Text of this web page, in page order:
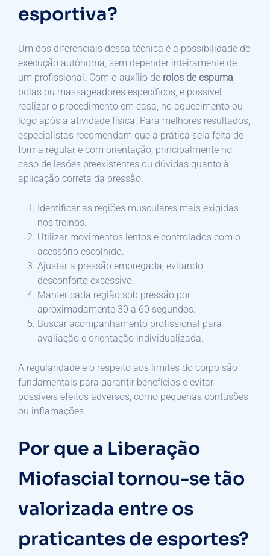
esportiva?
Um dos diferenciais dessa técnica é a possibilidade de
execução autônoma, sem depender inteiramente de
um profissional. Com o auxílio de rolos de espuma,
bolas ou massageadores específicos, é possível
realizar o procedimento em casa, no aquecimento ou
logo após a atividade física. Para melhores resultados,
especialistas recomendam que a prática seja feita de
forma regular e com orientação, principalmente no
caso de lesões preexistentes ou dúvidas quanto à
aplicação correta da pressão.
Identificar as regiões musculares mais exigidas
nos treinos.
Utilizar movimentos lentos e controlados com o
acessório escolhido.
Ajustar a pressão empregada, evitando
desconforto excessivo.
Manter cada região sob pressão por
aproximadamente 30 a 60 segundos.
Buscar acompanhamento profissional para
avaliação e orientação individualizada.
A regularidade e o respeito aos limites do corpo são
fundamentais para garantir benefícios e evitar
possíveis efeitos adversos, como pequenas contusões
ou inflamações.
Por que a Liberação
Miofascial tornou-se tão
valorizada entre os
praticantes de esportes?